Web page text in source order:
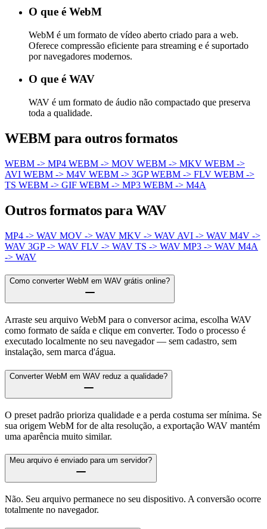
O que é WebM
WebM é um formato de vídeo aberto criado para a web.
Oferece compressão eficiente para streaming e é suportado
por navegadores modernos.
O que é WAV
WAV é um formato de áudio não compactado que preserva
toda a qualidade.
WEBM para outros formatos
WEBM -> MP4 WEBM -> MOV WEBM -> MKV WEBM ->
AVI WEBM -> M4V WEBM -> 3GPWEBM -> FLV WEBM ->
TS WEBM -> GIF WEBM -> MP3 WEBM -> M4A
Outros formatos para WAV
MP4 -> WAV MOV -> WAV MKV -> WAV AVI -> WAV M4V ->
WAV 3GP -> WAV FLV -> WAV TS -> WAV MP3 -> WAV M4A
-> WAV
Como converter WebM em WAV grátis online?
Arraste seu arquivo WebM para o conversor acima, escolha WAV
como formato de saída e clique em converter. Todo o processo é
executado localmente no seu navegador — sem cadastro, sem
instalação, sem marca d'água.
Converter WebM em WAV reduz a qualidade?
O preset padrão prioriza qualidade e a perda costuma ser mínima. Se
sua origem WebM for de alta resolução, a exportação WAV mantém
uma aparência muito similar.
Meu arquivo é enviado para um servidor?
Não. Seu arquivo permanece no seu dispositivo. A conversão ocorre
totalmente no navegador.